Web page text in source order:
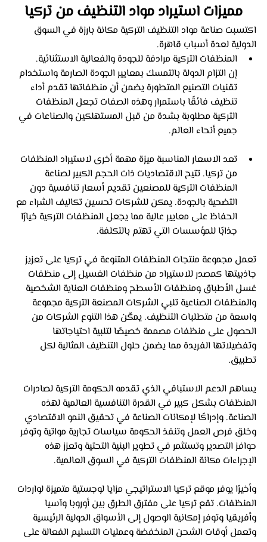
مميزات استيراد مواد التنظيف من تركيا
اكتسبت صناعة مواد التنظيف التركية مكانة بارزة في السوق
الدولية لعدة أسباب قاهرة.
المنظفات التركية مرادفة للجودة والفعالية الاستثنائية.
إن التزام الدولة بالتمسك بمعايير الجودة الصارمة واستخدام
تقنيات التصنيع المتطورة يضمن أن منظفاتها تقدم أداء
تنظيف فائقًا باستمرار وهذه الصفات تجعل المنظفات
التركية مطلوبة بشدة من قبل المستهلكين والصناعات في
جميع أنحاء العالم.
تعد الاسعار المناسبة ميزة مهمة أخرى لاستيراد المنظفات
من تركيا. تتيح الاقتصاديات ذات الحجم الكبير لصناعة
المنظفات التركية للمصنعين تقديم أسعار تنافسية دون
التضحية بالجودة. يمكن للشركات تحسين تكاليف الشراء مع
الحفاظ على معايير عالية مما يجعل المنظفات التركية خيارًا
جذابًا للمؤسسات التي تهتم بالتكلفة.
تعمل مجموعة منتجات المنظفات المتنوعة في تركيا على تعزيز
جاذبيتها كمصدر للاستيراد من منظفات الغسيل إلى منظفات
غسل الأطباق ومنظفات الأسطح ومنظفات العناية الشخصية
والمنظفات الصناعية تلبي الشركات المصنعة التركية مجموعة
واسعة من متطلبات التنظيف. يمكّن هذا التنوع الشركات من
الحصول على منظفات مصممة خصيصًا لتلبية احتياجاتها
وتفضيلاتها الفريدة مما يضمن حلول التنظيف المثالية لكل
تطبيق.
يساهم الدعم الاستباقي الذي تقدمه الحكومة التركية لصادرات
المنظفات بشكل كبير في القدرة التنافسية العالمية لهذه
الصناعة. وإدراكًا لإمكانات الصناعة في تحقيق النمو الاقتصادي
وخلق فرص العمل وتنفذ الحكومة سياسات تجارية مواتية وتوفر
حوافز التصدير وتستثمر في تطوير البنية التحتية وتعزز هذه
الإجراءات مكانة المنظفات التركية في السوق العالمية.
وأخيرًا يوفر موقع تركيا الاستراتيجي مزايا لوجستية متميزة لواردات
المنظفات. تقع تركيا على مفترق الطرق بين أوروبا وآسيا
وأفريقيا وتوفر إمكانية الوصول إلى الأسواق الدولية الرئيسية
وتعمل أوقات الشحن المنخفضة وعمليات التسليم الفعالة على